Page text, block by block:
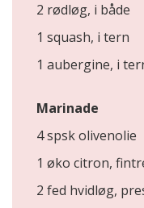
2 rødløg, i både
1 squash, i tern
1 aubergine, i
Marinade
4 spsk olivenolie
1 øko citron,
2 fed hvidløg,